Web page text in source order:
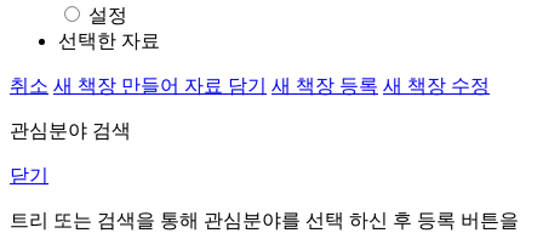
설정
선택한 자료
취소 새 책장 만들어 자료 담기 새 책장 등록 새 책장 수정
관심분야 검색
닫기
트리 또는 검색을 통해 관심분야를 선택 하신 후 등록 버튼을